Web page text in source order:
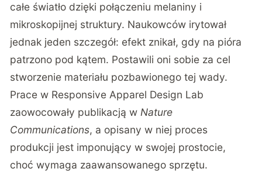
całe światło dzięki połączeniu melaniny i
mikroskopijnej struktury. Naukowców irytował
jednak jeden szczegół: efekt znikał, gdy na pióra
patrzono pod kątem. Postawili oni sobie za cel
stworzenie materiału pozbawionego tej wady.
Prace w Responsive Apparel Design Lab
zaowocowały publikacją w Nature
Communications, a opisany w niej proces
produkcji jest imponujący w swojej prostocie,
choć wymaga zaawansowanego sprzętu.